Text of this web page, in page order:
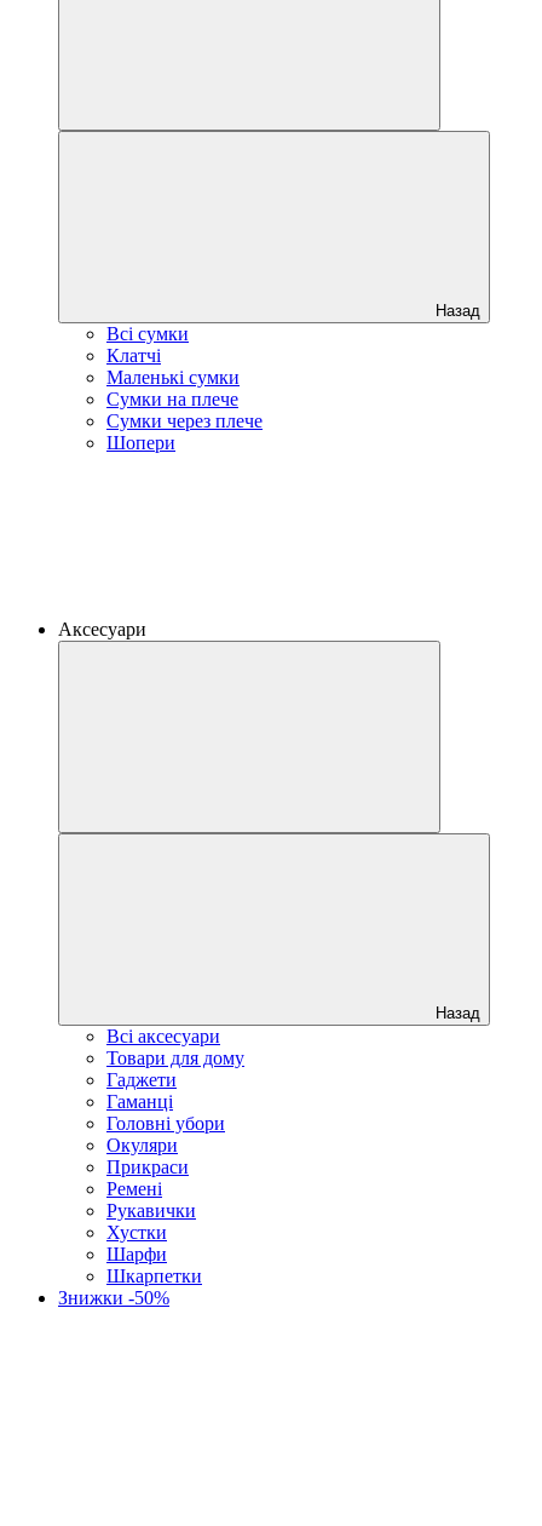
Назад
Всі сумки
Клатчі
Маленькі сумки
Сумки на плече
Сумки через плече
Шопери
Аксесуари
Назад
Всі аксесуари
Товари для дому
Гаджети
Гаманці
Головні убори
Окуляри
Прикраси
Ремені
Рукавички
Хустки
Шарфи
Шкарпетки
Знижки -50%